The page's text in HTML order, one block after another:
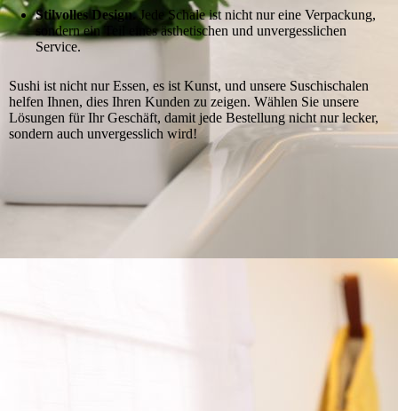
Stilvolles Design.Jede Schale ist nicht nur eine Verpackung,
sondern ein Teil eines ästhetischen und unvergesslichen
Service.
Sushi ist nicht nur Essen, es ist Kunst, und unsere Suschischalen
helfen Ihnen, dies Ihren Kunden zu zeigen. Wählen Sie unsere
Lösungen für Ihr Geschäft, damit jede Bestellung nicht nur lecker,
sondern auch unvergesslich wird!